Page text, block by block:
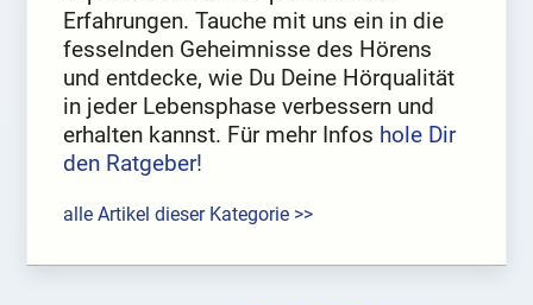
Erfahrungen. Tauche mit uns ein in die
fesselnden Geheimnisse des Hörens
und entdecke, wie Du Deine Hörqualität
in jeder Lebensphase verbessern und
erhalten kannst. Für mehr Infos hole Dir
den Ratgeber!
alle Artikel dieser Kategorie >>